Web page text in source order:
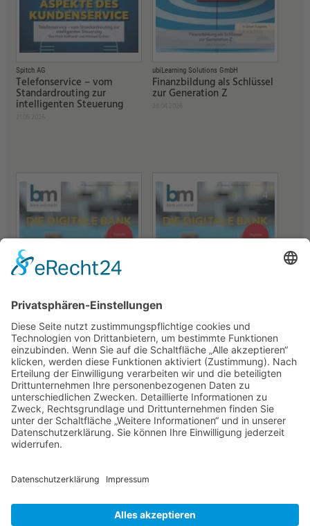
Spitch AG
Telefonservice – vom
Standardrouting zur
intelligenten Steuerung
ubiLearning Solutions GmbH
Finanzbildung als Schlüssel
zur Generation Z
Foconis GmbH
Zentrale Datenqualität –
Steuerungsbasis für mehr
Skalierbarkeit
23.04.2026
cleversoft group GmbH
Altersvorsorgegesetz – neue
Chancen für Banken
16.04.2026
NACH OBEN
Alle Rechte vorbehalten: Verlagsgruppe Knapp - Richardi -